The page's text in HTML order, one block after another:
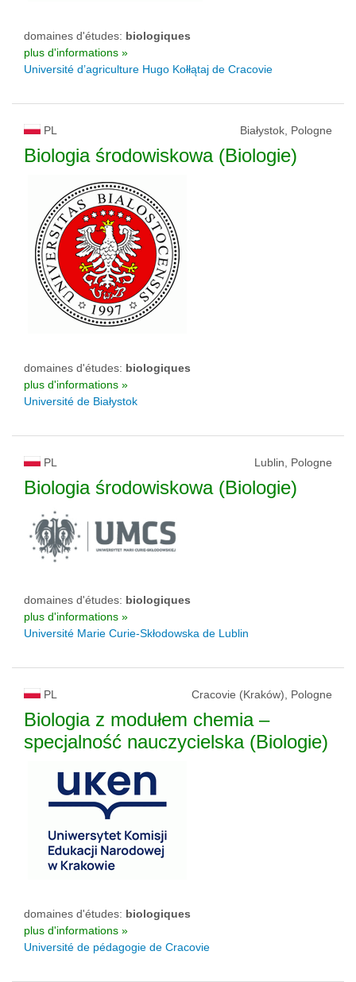
domaines d'études: biologiques
plus d'informations »
Université d’agriculture Hugo Kołłątaj de Cracovie
PL Białystok, Pologne
Biologia środowiskowa (Biologie)
domaines d'études: biologiques
plus d'informations »
Université de Białystok
PL Lublin, Pologne
Biologia środowiskowa (Biologie)
domaines d'études: biologiques
plus d'informations »
Université Marie Curie-Skłodowska de Lublin
PL Cracovie (Kraków), Pologne
Biologia z modułem chemia –
specjalność nauczycielska (Biologie)
domaines d'études: biologiques
plus d'informations »
Université de pédagogie de Cracovie